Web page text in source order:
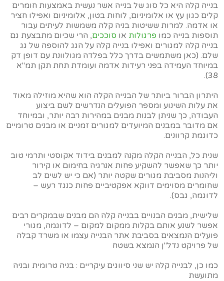
בנייה קלה היא כל סוג של בנייה אשר נעשית באמצעות חומרים
קלים כגון עץ או אלומיניום, לוחות בטון, אלומיניום ואפילו חציר
או אדמה. למרות ששיטות בניה קלה משמשות לעיתים עבור
תוספות בנייה כמו פרגולות או סוככים, הרי שכיום מתבצעת גם
בנייה קלה למגורים ואפילו בנייה קלה על הגג להוספה של גג
שלם. (כאן משתמשים בדרך כלל בפלדה מגולוונת עם דופן דק
במיוחד העמידה בפני רעידות אדמה ועומדת תחת תקן תמ"א
38).
היתרון הברור ביותר של הבנייה הקלה הוא שהיא מוזילה מאוד
את עלות השינוע ומספר הפועלים הנדרשים לשם ביצוע
העבודה, כך שניתן לבנות מבנים במהירות רבה יותר, ובמיוחד
אם מדובר במבנים המיועדים למגורים זמניים או מבנים טרומיים
כדוגמת קרוונים.
שנית כל, הבנייה הקלה מקנה למבנים בידוד אקוסטי ותרמי טוב
יותר כך שאפשר להשקיע פחות אנרגיה בחימום או קירור
וליהנות מסביבת מגורים שקטה יותר (אם כי יש לשים לב
שחומרים מסוימים דווקא אפקטיביים פחות כנגד רעש –
לדוגמה, גבס).
שלישית, מבנים הבנויים בבנייה קלה הם מבנים שבמקרים רבים
אפשר לשנע אותם בקלות ממקום למקום – לדוגמה, מגורי
פועלים הנמצאים בסביבת אתר הבנייה עצמו או משרד קבלה
של פרויקט נדל"ן הנמצא בשטח
כמו כן, לבנייה קלה יש שני סיווגים עיקריים : בניה טרומית ובניה
מתועשת